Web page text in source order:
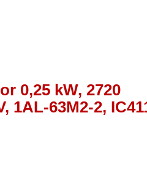
0,25 kW, 2720
1AL-63M2-2,